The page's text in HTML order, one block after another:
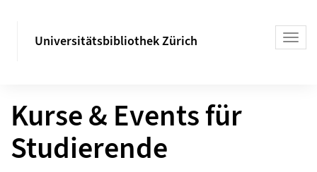
Universitätsbibliothek Zürich
Kurse & Events für
Studierende